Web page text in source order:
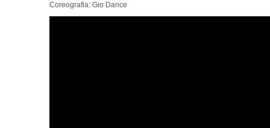
Coreografia: Gio Dance